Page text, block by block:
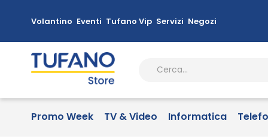
Volantino Eventi Tufano Vip Servizi Negozi
Promo Week TV & Video Informatica